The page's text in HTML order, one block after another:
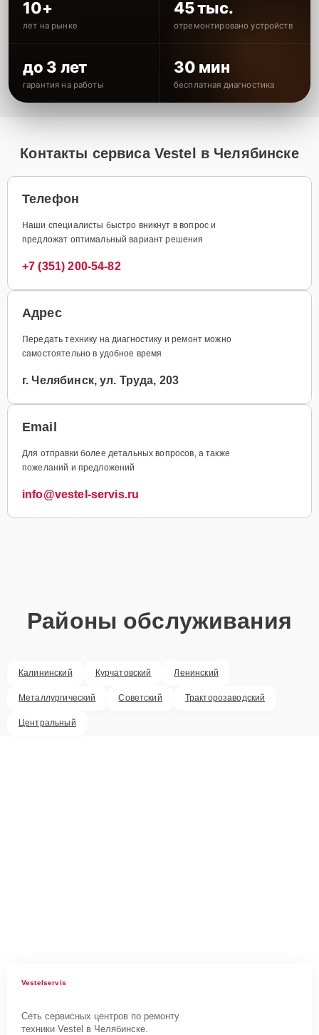
10+
лет на рынке
45 тыс.
отремонтировано устройств
до 3 лет
гарантия на работы
30 мин
бесплатная диагностика
Контакты сервиса Vestel в Челябинске
Телефон
Наши специалисты быстро вникнут в вопрос и
предложат оптимальный вариант решения
+7 (351) 200-54-82
Адрес
Передать технику на диагностику и ремонт можно
самостоятельно в удобное время
г. Челябинск, ул. Труда, 203
Email
Для отправки более детальных вопросов, а также
пожеланий и предложений
info@vestel-servis.ru
Районы обслуживания
Калининский Курчатовский Ленинский
Металлургический Советский Тракторозаводский
Центральный
Vestelservis
Сеть сервисных центров по ремонту
техники Vestel в Челябинске.